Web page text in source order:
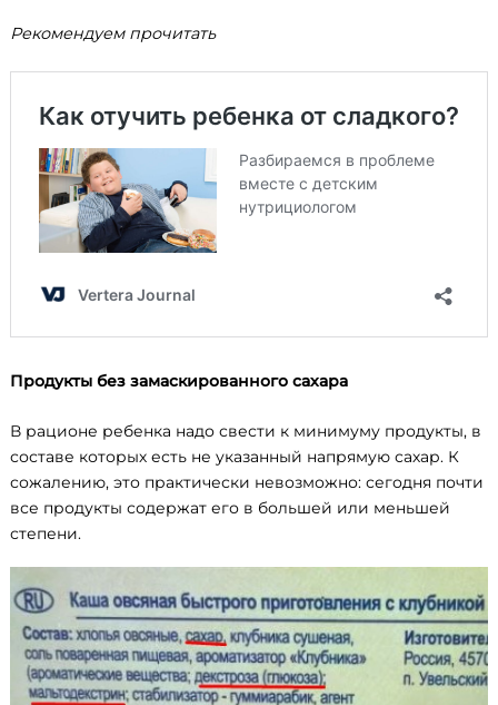
Рекомендуем прочитать
Продукты без замаскированного сахара
В рационе ребенка надо свести к минимуму продукты, в
составе которых есть не указанный напрямую сахар. К
сожалению, это практически невозможно: сегодня почти
все продукты содержат его в большей или меньшей
степени.